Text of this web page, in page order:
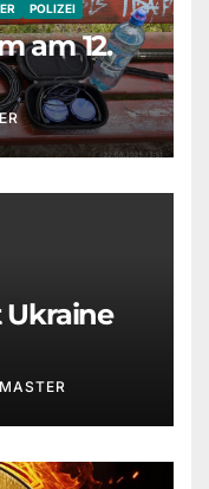
POLIZEI
am 12.